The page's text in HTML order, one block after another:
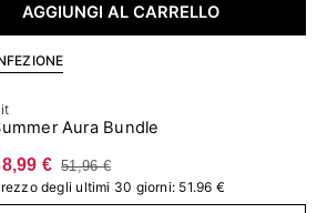
AGGIUNGI AL CARRELLO
Aura Bundle
€ 51,96 €
degli ultimi 30 giorni: 51.96 €